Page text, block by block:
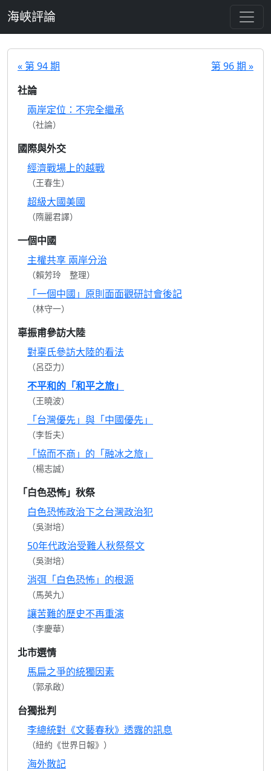
海峽評論
« 第 94 期
第 96 期 »
社論
兩岸定位：不完全繼承
（社論）
國際與外交
經濟戰場上的越戰
（王春生）
超級大國美國
（隋麗君譯）
一個中國
主權共享 兩岸分治
（賴芳玲 整理）
「一個中國」原則面面觀研討會後記
（林守一）
辜振甫參訪大陸
對辜氏參訪大陸的看法
（呂亞力）
不平和的「和平之旅」
（王曉波）
「台灣優先」與「中國優先」
（李哲夫）
「協而不商」的「融冰之旅」
（楊志誠）
「白色恐怖」秋祭
白色恐怖政治下之台灣政治犯
（吳澍培）
50年代政治受難人秋祭祭文
（吳澍培）
消弭「白色恐怖」的根源
（馬英九）
讓苦難的歷史不再重演
（李慶華）
北市選情
馬扁之爭的統獨因素
（郭承啟）
台獨批判
李總統對《文藝春秋》透露的訊息
（紐約《世界日報》）
海外散記